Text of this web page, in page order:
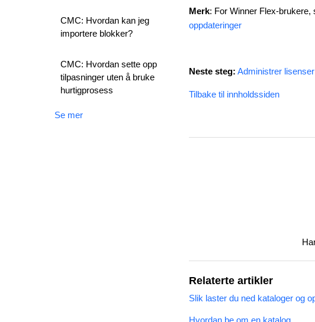
CMC: Hvordan kan jeg
importere blokker?
CMC: Hvordan sette opp
tilpasninger uten å bruke
hurtigprosess
Se mer
Merk: For Winner Flex-brukere,
oppdateringer
Neste steg: Administrer lisenser
Tilbake til innholdssiden
Relaterte artikler
Slik laster du ned kataloger og